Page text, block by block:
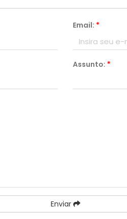
Email: *
Assunto: *
Enviar